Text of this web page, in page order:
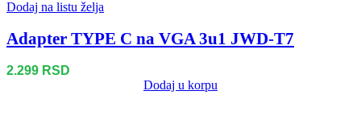
Dodaj na listu želja
Adapter TYPE C na VGA 3u1 JWD-T7
2.299 RSD
Dodaj u korpu